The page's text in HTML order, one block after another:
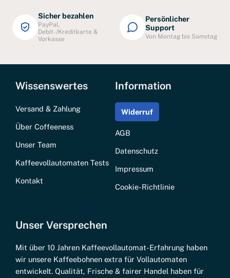
Sicher bezahlen
PayPal,
Debit-/Kreditkarte &
Vorkasse
Persönlicher
Support
Von Montag bis Samstag
Wissenswertes
Versand & Zahlung
Über Coffeeness
Unser Team
Kaffeevollautomaten Tests
Kontakt
Information
Widerruf
AGB
Datenschutz
Impressum
Cookie-Richtlinie
Unser Versprechen
Mit über 10 Jahren Kaffeevollautomat-Erfahrung haben
wir unsere Kaffeebohnen extra für Vollautomaten
entwickelt. Qualität, Frische & fairer Handel haben für